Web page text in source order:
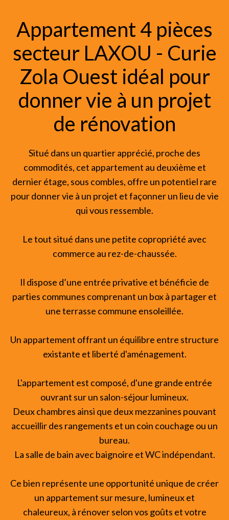
Appartement 4 pièces
secteur LAXOU - Curie
Zola Ouest idéal pour
donner vie à un projet
de rénovation
Situé dans un quartier apprécié, proche des
commodités, cet appartement au deuxième et
dernier étage, sous combles, offre un potentiel rare
pour donner vie à un projet et façonner un lieu de vie
qui vous ressemble.
Le tout situé dans une petite copropriété avec
commerce au rez-de-chaussée.
Il dispose d’une entrée privative et bénéficie de
parties communes comprenant un box à partager et
une terrasse commune ensoleillée.
Un appartement offrant un équilibre entre structure
existante et liberté d'aménagement.
L'appartement est composé, d'une grande entrée
ouvrant sur un salon-séjour lumineux.
Deux chambres ainsi que deux mezzanines pouvant
accueillir des rangements et un coin couchage ou un
bureau.
La salle de bain avec baignoire et WC indépendant.
Ce bien représente une opportunité unique de créer
un appartement sur mesure, lumineux et
chaleureux, à rénover selon vos goûts et votre